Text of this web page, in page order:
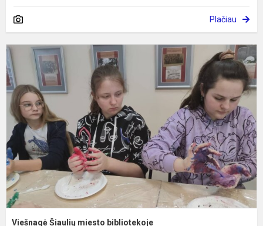
Plačiau
Viešnagė Šiaulių miesto bibliotekoje